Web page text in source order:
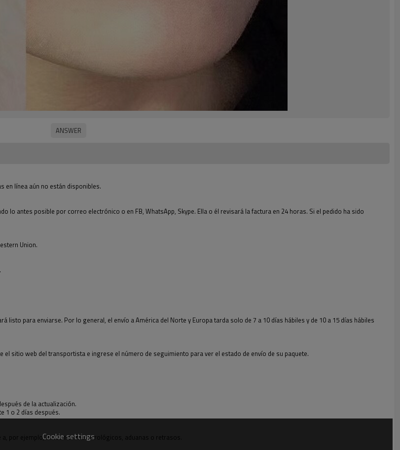
en línea aún no están disponibles.
lo antes posible por correo electrónico o en FB, WhatsApp, Skype. Ella o él revisará la factura en 24 horas. Si el pedido ha sido
Union.
listo para enviarse. Por lo general, el envío a América del Norte y Europa tarda solo de 7 a 10 días hábiles y de 10 a 15 días hábiles
sitio web del transportista e ingrese el número de seguimiento para ver el estado de envío de su paquete.
de la actualización.
1 o 2 días después.
por ejemplo, incidentes meteorológicos, aduanas o retrasos.
Cookie settings